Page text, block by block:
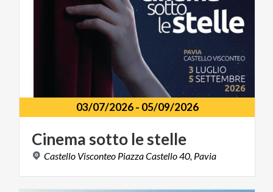
03/07/2026- 05/09/2026
Cinema sotto lestelle
Castello Visconteo PiazzaCastello40, Pavia